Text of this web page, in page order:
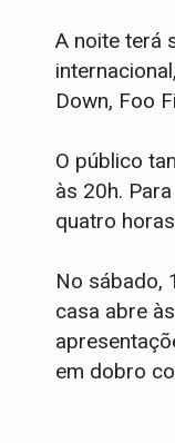
A noite terá
Down, Foo
O público
às 20h.
quatro
No sábado,
casa abre
em dobro